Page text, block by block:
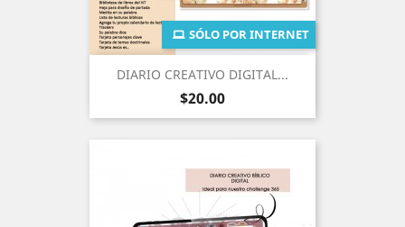
DIARIO CREATIVO DIGITAL...
Precio
$20.00
SÓLO POR INTERNET